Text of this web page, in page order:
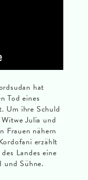
hat
Tod eines
Um ihre Schuld
Julia und
Frauen nähern
erzählt
Landes eine
und Sühne.